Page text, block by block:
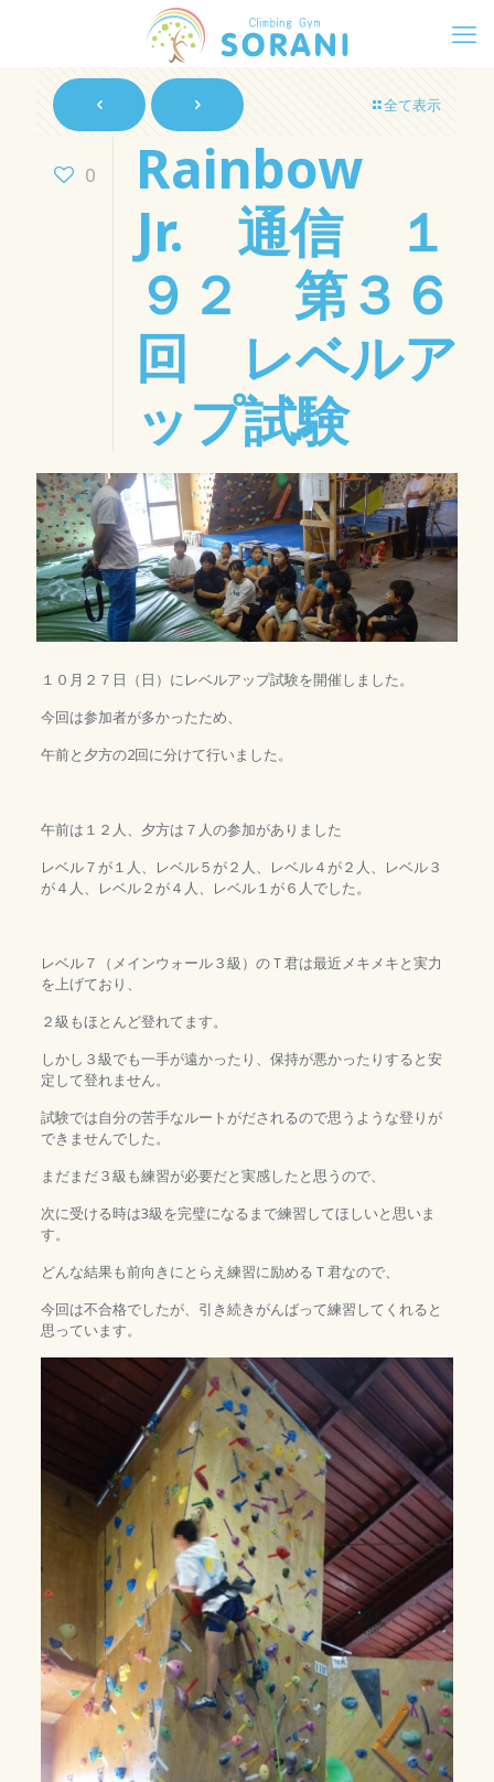
全て表示
0
Rainbow
Jr. 通信 １
９２ 第３６
回 レベルア
ップ試験
１０月２７日（日）にレベルアップ試験を開催しました。
今回は参加者が多かったため、
午前と夕方の2回に分けて行いました。
午前は１２人、夕方は７人の参加がありました
レベル７が１人、レベル５が２人、レベル４が２人、レベル３
が４人、レベル２が４人、レベル１が６人でした。
レベル７（メインウォール３級）のＴ君は最近メキメキと実力
を上げており、
２級もほとんど登れてます。
しかし３級でも一手が遠かったり、保持が悪かったりすると安
定して登れません。
試験では自分の苦手なルートがだされるので思うような登りが
できませんでした。
まだまだ３級も練習が必要だと実感したと思うので、
次に受ける時は3級を完璧になるまで練習してほしいと思いま
す。
どんな結果も前向きにとらえ練習に励めるＴ君なので、
今回は不合格でしたが、引き続きがんばって練習してくれると
思っています。